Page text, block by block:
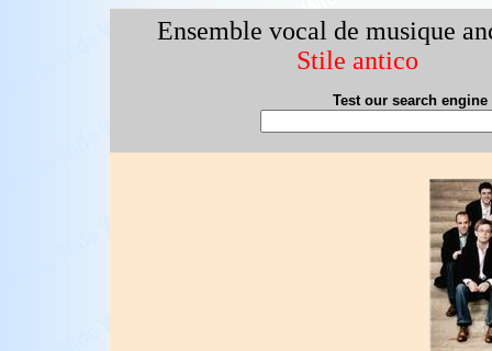
Ensemble vocal de musique
Stile antico
Test our search engine